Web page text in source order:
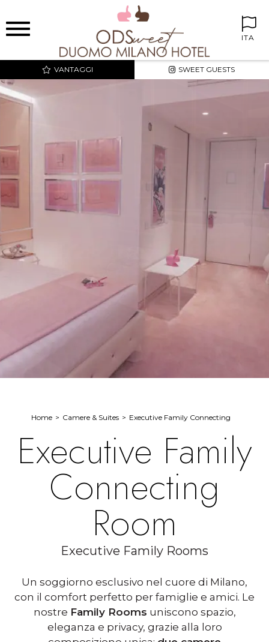
ITA
VANTAGGI
SWEET CORNER NELLE
INTERNET WIFI
SWEET GUESTS
Home Camere & Suites Executive Family Connecting
Executive Family
Connecting
Room
Executive Family Rooms
Un soggiorno esclusivo nel cuore di Milano,
con il comfort perfetto per famiglie e amici. Le
nostre Family Rooms uniscono spazio,
eleganza e privacy, grazie alla loro